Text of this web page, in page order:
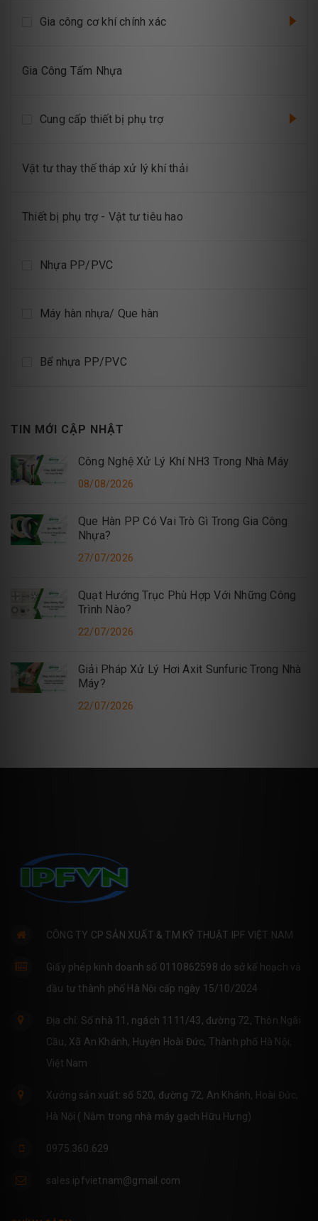
Gia công cơ khí chính xác
Gia Công Tấm Nhựa
Cung cấp thiết bị phụ trợ
Vật tư thay thế tháp xử lý khí thải
Thiết bị phụ trợ - Vật tư tiêu hao
Nhựa PP/PVC
Máy hàn nhựa/ Que hàn
Bể nhựa PP/PVC
TIN MỚI CẬP NHẬT
Công Nghệ Xử Lý Khí NH3 Trong Nhà Máy
08/08/2026
Que Hàn PP Có Vai Trò Gì Trong Gia Công
Nhựa?
27/07/2026
Quạt Hướng Trục Phù Hợp Với Những Công
Trình Nào?
22/07/2026
Giải Pháp Xử Lý Hơi Axit Sunfuric Trong Nhà
Máy?
22/07/2026
CÔNG TY CP SẢN XUẤT & TM KỸ THUẬT IPF VIỆT NAM
Giấy phép kinh doanh số 0110862598 do sở kế hoạch và
đầu tư thành phố Hà Nội cấp ngày 15/10/2024
Địa chỉ: Số nhà 11, ngách 1111/43, đường 72, Thôn Ngãi
Cầu, Xã An Khánh, Huyện Hoài Đức, Thành phố Hà Nội,
Việt Nam
Xưởng sản xuất: số 520, đường 72, An Khánh, Hoài Đức,
Hà Nội ( Nằm trong nhà máy gạch Hữu Hưng)
0975.360.629
sales.ipfvietnam@gmail.com